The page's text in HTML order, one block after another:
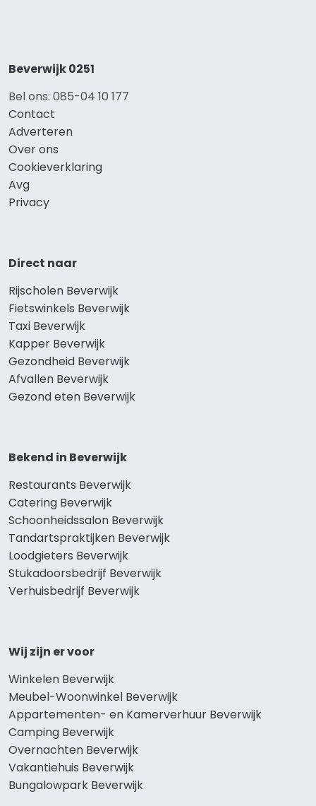
Beverwijk 0251
Bel ons: 085-04 10 177
Contact
Adverteren
Over ons
Cookieverklaring
Avg
Privacy
Direct naar
Rijscholen Beverwijk
Fietswinkels Beverwijk
Taxi Beverwijk
Kapper Beverwijk
Gezondheid Beverwijk
Afvallen Beverwijk
Gezond eten Beverwijk
Bekend in Beverwijk
Restaurants Beverwijk
Catering Beverwijk
Schoonheidssalon Beverwijk
Tandartspraktijken Beverwijk
Loodgieters Beverwijk
Stukadoorsbedrijf Beverwijk
Verhuisbedrijf Beverwijk
Wij zijn er voor
Winkelen Beverwijk
Meubel-Woonwinkel Beverwijk
Appartementen- en Kamerverhuur Beverwijk
Camping Beverwijk
Overnachten Beverwijk
Vakantiehuis Beverwijk
Bungalowpark Beverwijk